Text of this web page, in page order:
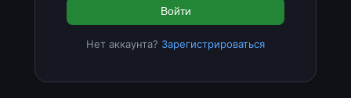
Войти
Нет аккаунта? Зарегистрироваться